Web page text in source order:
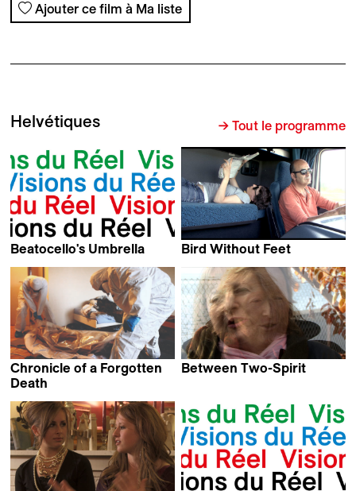
Ajouter ce film à Ma liste
Helvétiques → Tout le programme
Beatocello's Umbrella
Bird Without Feet
Chronicle of a Forgotten
Death
Between Two-Spirit